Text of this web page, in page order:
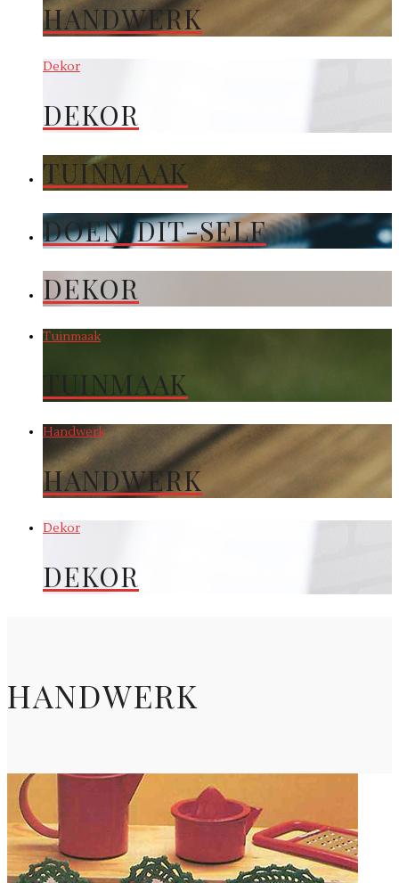
HANDWERK
Dekor
DEKOR
TUINMAAK
DOEN-DIT-SELF
DEKOR
Tuinmaak
TUINMAAK
Handwerk
HANDWERK
Dekor
DEKOR
HANDWERK